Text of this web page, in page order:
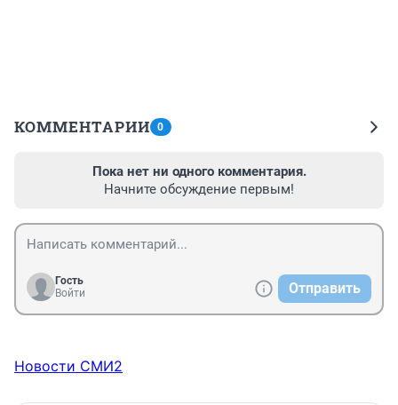
КОММЕНТАРИИ 0
Пока нет ни одного комментария.
Начните обсуждение первым!
Гость
Войти
Отправить
Новости СМИ2